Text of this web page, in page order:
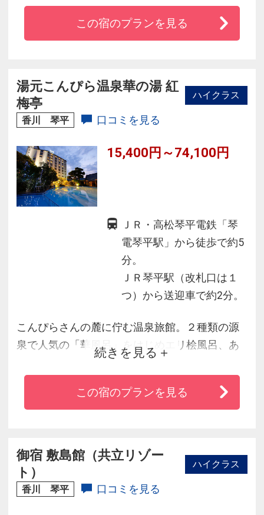
バラを浮かべた華風呂が人気です。お食事は、
オープンキッチンでの鉄板焼き・天婦羅・讃岐
この宿のプランを見る
湯元こんぴら温泉華の湯 紅
梅亭
ハイクラス
香川 琴平 口コミを見る
15,400円～74,100円
ＪＲ・高松琴平電鉄「琴
電琴平駅」から徒歩で約5
分。
ＪＲ琴平駅（改札口は１
つ）から送迎車で約2分。
こんぴらさんの麓に佇む温泉旅館。２種類の源
泉で人気の「華風呂」をはじめエリ桧風呂、あ
わ露天など15種類の多彩なお風呂を満喫できま
す。お食事はライブキッチンスタイルで提供さ
れる美食の数々を心行くまでお楽しみ頂けま
続きを見る
この宿のプランを見る
御宿 敷島館（共立リゾー
ト）
ハイクラス
香川 琴平 口コミを見る